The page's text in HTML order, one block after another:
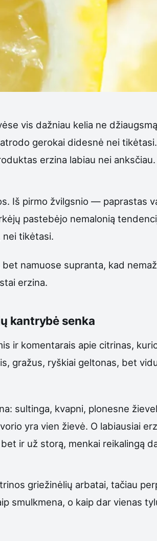
vis dažniau kelia ne
gerokai didesnė nei
erzina labiau nei anksčiau.
Iš pirmo žvilgsnio — paprastas
pastebėjo nemalonią
nei tikėtasi.
namuose supranta, kad
erzina.
kantrybė senka
ir komentarais apie citrinas,
gražus, ryškiai geltonas, bet
sultinga, kvapni, plonesne
yra vien žievė. O labiausiai
ir už storą, menkai reikalingą
griežinėlių arbatai, tačiau
smulkmena, o kaip dar vienas